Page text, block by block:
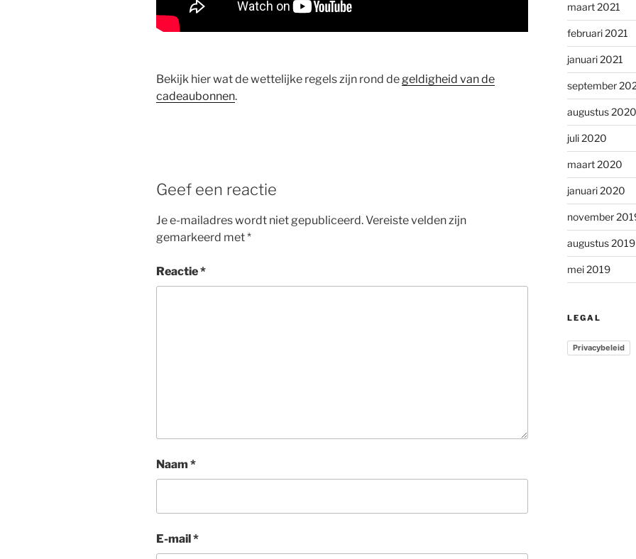
Bekijk hier wat de wettelijke regels zijn rond degeldigheid van de
cadeaubonnen.
Geef een reactie
Je e-mailadres wordt niet gepubliceerd.Vereiste velden zijn
gemarkeerd met*
Reactie*
Naam *
E-mail*
maart 2021
februari 2021
januari 2021
september
augustus 2020
juli 2020
maart 2020
januari 2020
november
augustus 2019
mei 2019
LEGAL
Privacybeleid